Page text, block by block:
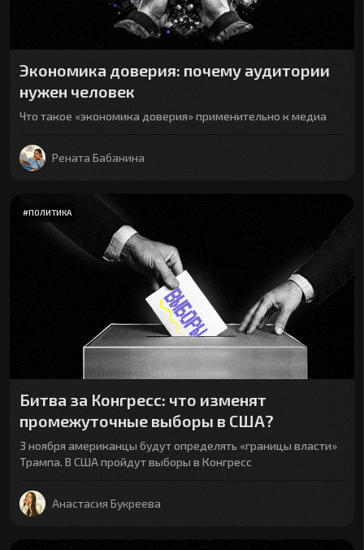
Экономика доверия: почему аудитории
нужен человек
Что такое «экономика доверия» применительно к медиа
Рената Бабанина
#ПОЛИТИКА
Битва за Конгресс: что изменят
промежуточные выборы в США?
3 ноября американцы будут определять «границы власти»
Трампа. В США пройдут выборы в Конгресс
Анастасия Букреева